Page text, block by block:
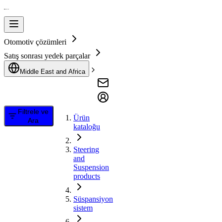
Otomotiv çözümleri
Satış sonrası yedek parçalar
Middle East and Africa
Filtrele ve
Ara
Ürün
kataloğu
Steering
and
Suspension
products
Süspansiyon
sistem